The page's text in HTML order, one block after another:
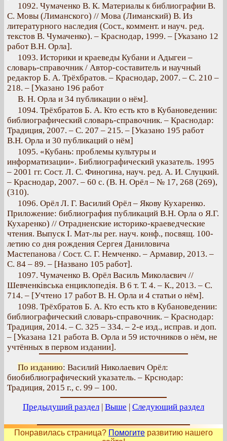
1092. Чумаченко В. К. Материалы к библиографии В.
С. Мовы (Лиманского) // Мова (Лиманский) В. Из
литературного наследия (Сост., коммент. и науч. ред.
текстов В. Чумаченко). – Краснодар, 1999. – [Указано 12
работ В.Н. Орла].
1093. Историки и краеведы Кубани и Адыгеи –
словарь-справочник / Автор-составитель и научный
редактор Б. А. Трёхбратов. – Краснодар, 2007. – С. 210 –
218. – [Указано 196 работ
B. Н. Орла и 34 публикации о нём].
1094. Трёхбратов Б. А. Кто есть кто в Кубановедении:
библиографический словарь-справочник. – Краснодар:
Традиция, 2007. – С. 207 – 215. – [Указано 195 работ
В.Н. Орла и 30 публикаций о нём]
1095. «Кубань: проблемы культуры и
информатизации». Библиографический указатель. 1995
– 2001 гг. Сост. Л. С. Финогина, науч. ред. А. И. Слуцкий.
– Краснодар, 2007. – 60 с. (В. Н. Орёл – № 17, 268 (269),
(310).
1096. Орёл Л. Г. Василий Орёл – Якову Кухаренко.
Приложение: библиография публикаций В.Н. Орла о Я.Г.
Кухаренко) // Отрадненские историко-краеведческие
чтения. Выпуск I. Мат-лы per. науч. конф., посвящ. 100-
летию со дня рождения Сергея Даниловича
Мастепанова / Сост. C. Г. Немченко. – Армавир, 2013. –
С. 84 – 89. – [Названо 105 работ].
1097. Чумаченко В. Орёл Василь Миколаєвич //
Шевченківська енциклопедія. В 6 т. Т. 4. – К., 2013. – С.
714. – [Учтено 17 работ В. Н. Орла и 4 статьи о нём].
1098. Трёхбратов Б. А. Кто есть кто в Кубановедении:
библиографический словарь-справочник. – Краснодар:
Традиция, 2014. – С. 325 – 334. – 2-е изд., исправ. и доп.
– [Указана 121 работа В. Орла и 59 источников о нём, не
учтённых в первом издании].
По изданию: Василий Николаевич Орёл:
биобиблиографический указатель. – Крснодар:
Традиция, 2015 г., с. 99 – 100.
Предыдущий раздел | Выше | Следующий раздел
Понравилась страница? Помогите развитию нашего